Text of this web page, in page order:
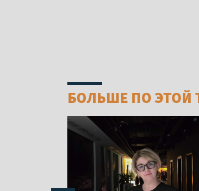
БОЛЬШЕ ПО ЭТОЙ